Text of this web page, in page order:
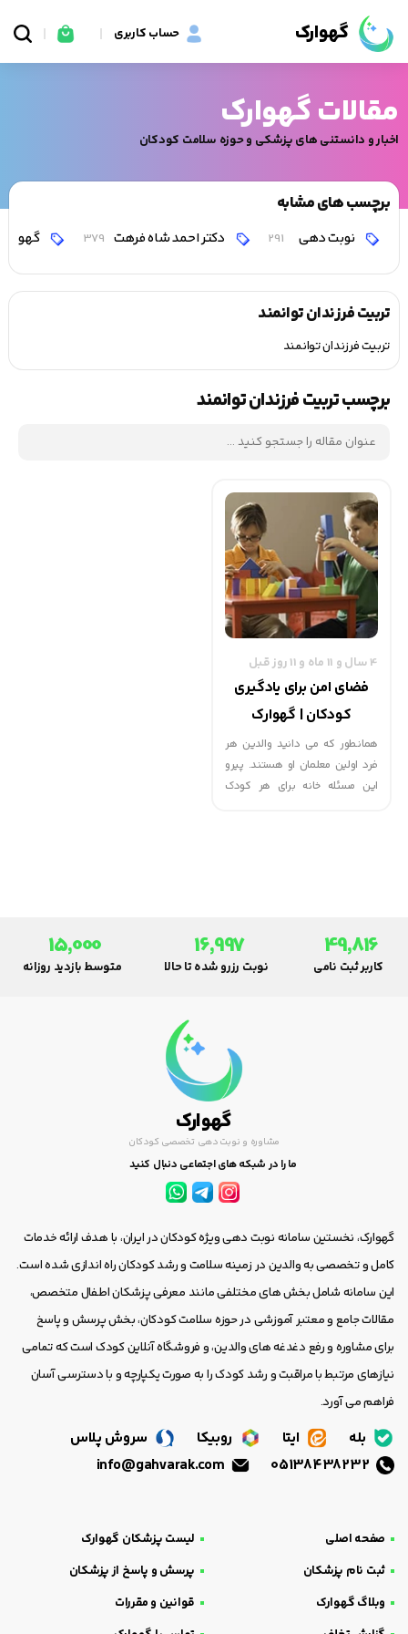
گهوارک حساب کاربری
مقالات گهوارک
اخبار و دانستنی های پزشکی و حوزه سلامت کودکان
برچسب های مشابه
نوبت دهی 291 دکتر احمد شاه فرهت 379 گهوارک
تربیت فرزندان توانمند
تربیت فرزندان توانمند
برچسب تربیت فرزندان توانمند
4 سال و 11 ماه و 11 روز قبل
فضای امن برای یادگیری
کودکان | گهوارک
همانطور که می دانید والدین هر
فرد اولین معلمان او هستند. پیرو
این مسئله خانه برای هر کودک
49,816
کاربر ثبت نامی
16,997
نوبت رزرو شده تا حالا
15,000
متوسط بازدید روزانه
گهوارک
مشاوره و نوبت دهی تخصصی کودکان
ما را در شبکه های اجتماعی دنبال کنید
گهوارک، نخستین سامانه نوبت دهی ویژه کودکان در ایران، با هدف ارائه خدمات
کامل و تخصصی به والدین در زمینه سلامت و رشد کودکان راه اندازی شده است.
این سامانه شامل بخش های مختلفی مانند معرفی پزشکان اطفال متخصص،
مقالات جامع و معتبر آموزشی در حوزه سلامت کودکان، بخش پرسش و پاسخ
برای مشاوره و رفع دغدغه های والدین، و فروشگاه آنلاین کودک است که تمامی
نیازهای مرتبط با مراقبت و رشد کودک را به صورت یکپارچه و با دسترسی آسان
فراهم می آورد.
بله ایتا روبیکا
سروش پلاس
صفحه اصلی
لیست پزشکان گهوارک
ثبت نام پزشکان
پرسش و پاسخ از پزشکان
وبلاگ گهوارک
قوانین و مقررات